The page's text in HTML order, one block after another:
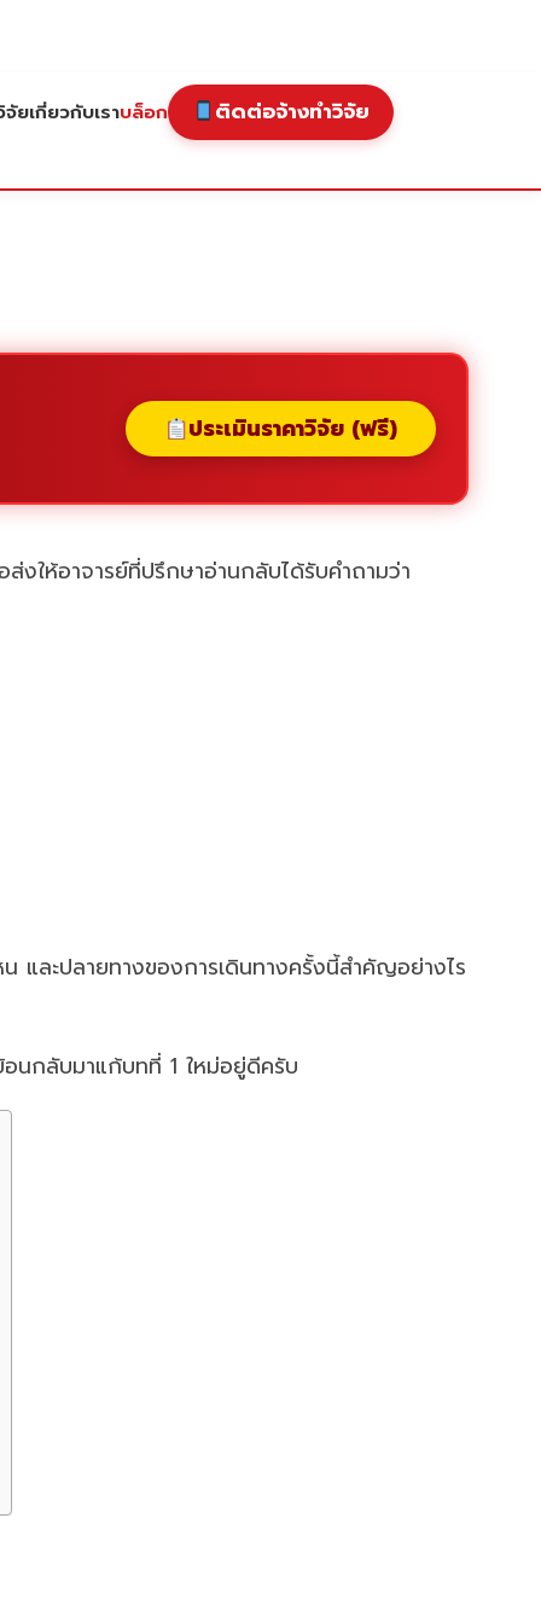
จัยเกี่ยวกับเราบล็อก ติดต่อจ้างทำวิจัย
ประเมินราคาวิจัย (ฟรี)
ให้อาจารย์ที่ปรึกษาอ่านกลับได้รับคำถามว่า
และปลายทางของการเดินทางครั้งนี้สำคัญอย่างไร
นกลับมาแก้บทที่ 1 ใหม่อยู่ดีครับ